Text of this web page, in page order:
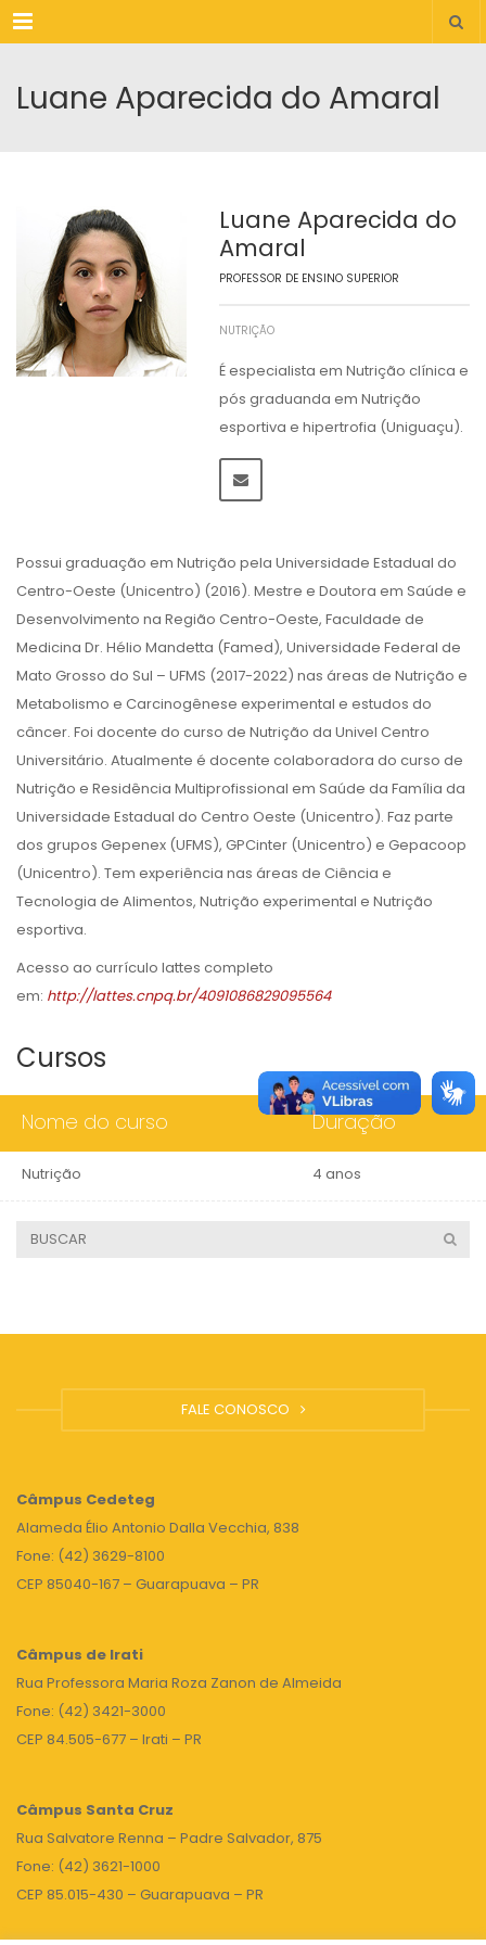
Menu
Luane Aparecida do Amaral
Luane Aparecida do
Amaral
PROFESSOR DE ENSINO SUPERIOR
NUTRIÇÃO
É especialista em Nutrição clínica e
pós graduanda em Nutrição
esportiva e hipertrofia (Uniguaçu).
Possui graduação em Nutrição pela Universidade Estadual do
Centro-Oeste (Unicentro) (2016). Mestre e Doutora em Saúde e
Desenvolvimento na Região Centro-Oeste, Faculdade de
Medicina Dr. Hélio Mandetta (Famed), Universidade Federal de
Mato Grosso do Sul – UFMS (2017-2022) nas áreas de Nutrição e
Metabolismo e Carcinogênese experimental e estudos do
câncer. Foi docente do curso de Nutrição da Univel Centro
Universitário. Atualmente é docente colaboradora do curso de
Nutrição e Residência Multiprofissional em Saúde da Família da
Universidade Estadual do Centro Oeste (Unicentro). Faz parte
dos grupos Gepenex (UFMS), GPCinter (Unicentro) e Gepacoop
(Unicentro). Tem experiência nas áreas de Ciência e
Tecnologia de Alimentos, Nutrição experimental e Nutrição
esportiva.
Acesso ao currículo lattes completo
em: http://lattes.cnpq.br/4091086829095564
Cursos
Nome do curso Duração
Nutrição 4 anos
FALE CONOSCO
Câmpus Cedeteg
Alameda Élio Antonio Dalla Vecchia, 838
Fone: (42) 3629-8100
CEP 85040-167 – Guarapuava – PR
Câmpus de Irati
Rua Professora Maria Roza Zanon de Almeida
Fone: (42) 3421-3000
CEP 84.505-677 – Irati – PR
Câmpus Santa Cruz
Rua Salvatore Renna – Padre Salvador, 875
Fone: (42) 3621-1000
CEP 85.015-430 – Guarapuava – PR